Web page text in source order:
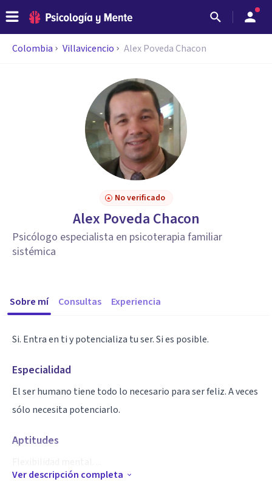
Colombia Villavicencio Alex Poveda Chacon
No verificado
Alex Poveda Chacon
Psicólogo especialista en psicoterapia familiar
sistémica
Sobre mí Consultas Experiencia
Si. Entra en ti y potencializa tu ser. Si es posible.
Especialidad
El ser humano tiene todo lo necesario para ser feliz. A veces
sólo necesita potenciarlo.
Aptitudes
Empatía. ...
Ver descripción completa